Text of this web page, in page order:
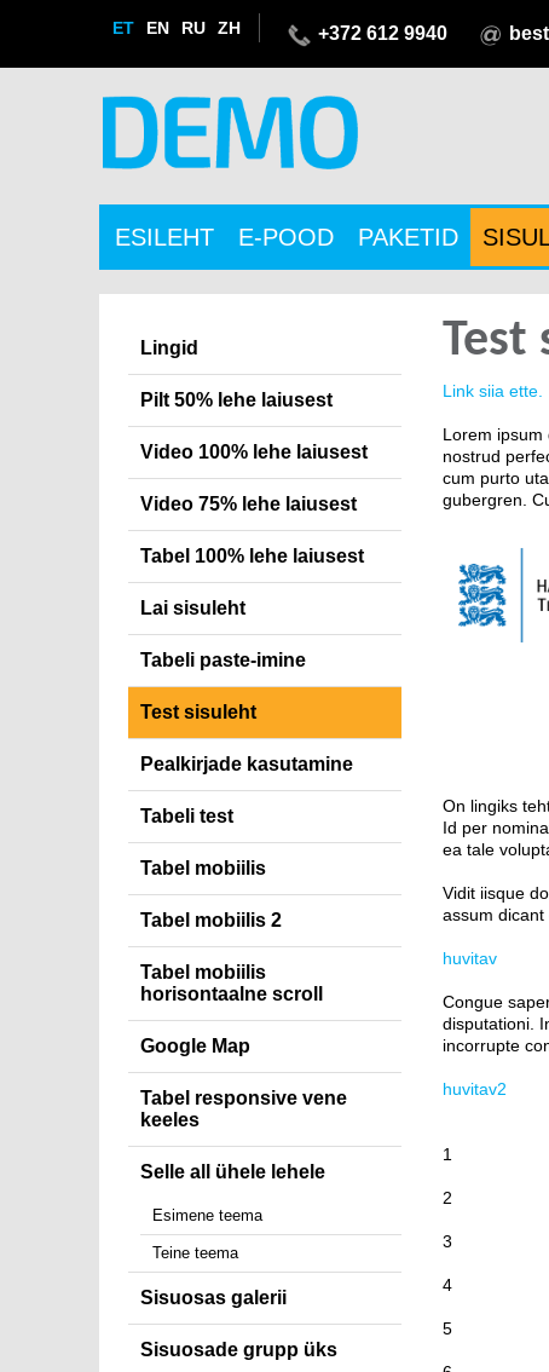
ET EN RU ZH +372 612 9940
ESILEHT E-POOD PAKETID
Lingid
Pilt 50% lehe laiusest
Video 100% lehe laiusest
Video 75% lehe laiusest
Tabel 100% lehe laiusest
Lai sisuleht
Tabeli paste-imine
Test sisuleht
Pealkirjade kasutamine
Tabeli test
Tabel mobiilis
Tabel mobiilis 2
Tabel mobiilis
horisontaalne scroll
Google Map
Tabel responsive vene
keeles
Selle all ühele lehele
Esimene teema
Teine teema
Sisuosas galerii
Sisuosade grupp üks
Test
Link siia ette.
Lorem ipsum
nostrud
cum purto
gubergren.
On lingiks
Id per
ea tale
Vidit iisque
assum dicant
huvitav
Congue
disputationi.
incorrupte
huvitav2
1
2
3
4
5